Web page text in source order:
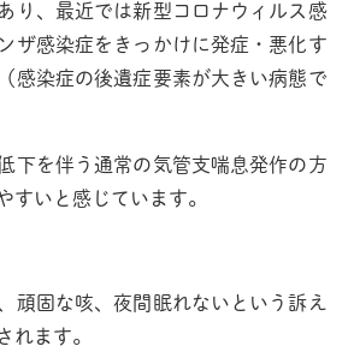
り、最近では新型コロナウィルス感
ザ感染症をきっかけに発症・悪化す
感染症の後遺症要素が大きい病態で
下を伴う通常の気管支喘息発作の方
すいと感じています。
頑固な咳、夜間眠れないという訴え
れます。